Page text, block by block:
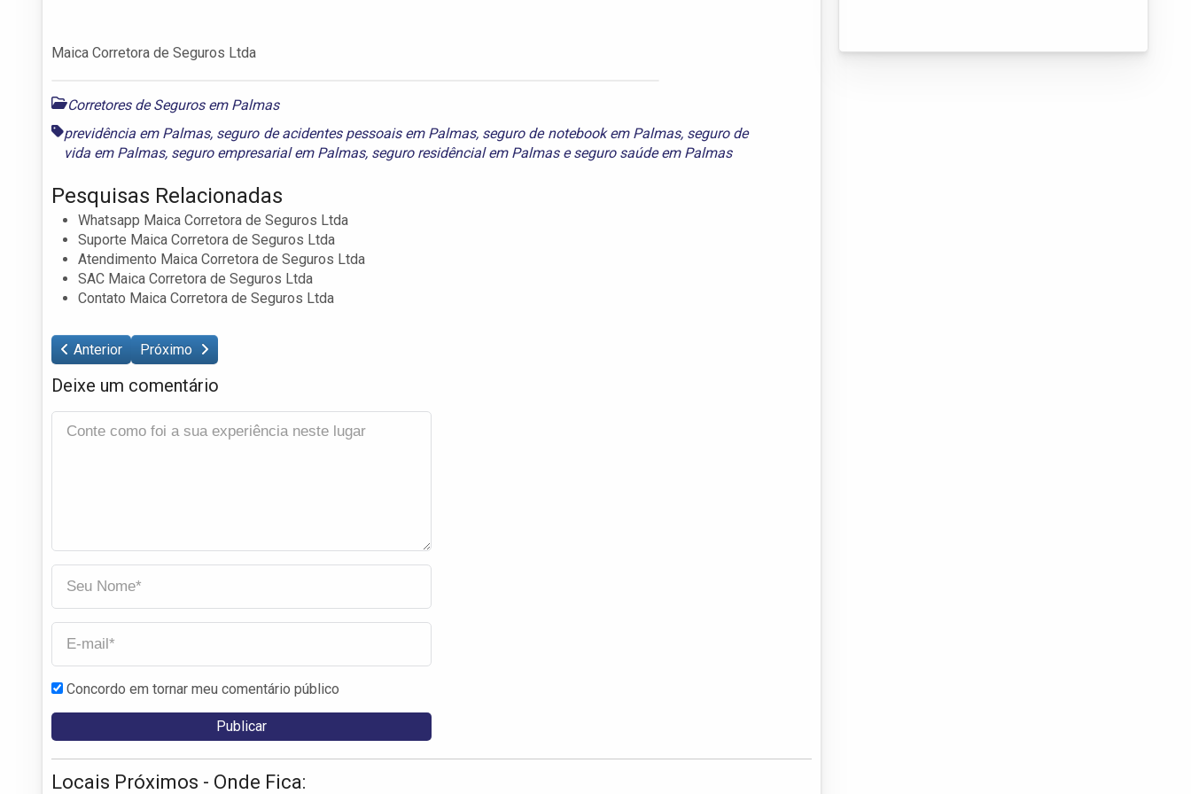
Maica Corretora de Seguros Ltda
Corretores de Seguros em Palmas
previdência em Palmas, seguro de acidentes pessoais em Palmas, seguro de notebook em Palmas, seguro de
vida em Palmas, seguro empresarial em Palmas, seguro residêncial em Palmaseseguro saúde em Palmas
Pesquisas Relacionadas
Whatsapp Maica Corretora de Seguros Ltda
Suporte Maica Corretora de Seguros Ltda
Atendimento Maica Corretora de Seguros Ltda
SAC Maica Corretora de Seguros Ltda
Contato Maica Corretora de Seguros Ltda
Anterior Próximo
Deixe um comentário
Concordo em tornar meu comentário público
Locais Próximos - Onde Fica: